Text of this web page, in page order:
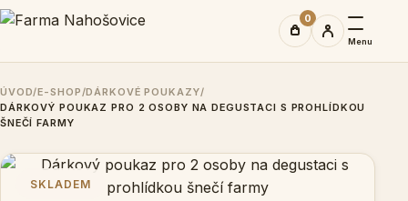
0
Menu
ÚVOD/E-SHOP/DÁRKOVÉ POUKAZY/
DÁRKOVÝ POUKAZ PRO 2 OSOBY NA DEGUSTACI S PROHLÍDKOU
ŠNEČÍ FARMY
SKLADEM